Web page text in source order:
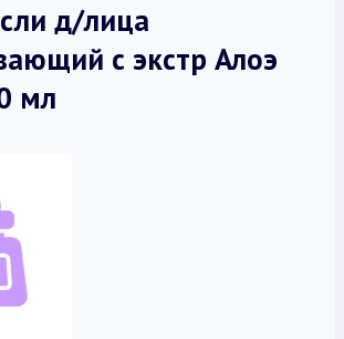
д/лица
с экстр Алоэ
мл